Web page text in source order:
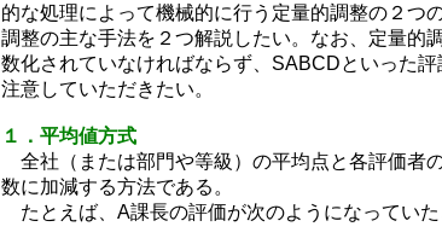
的な処理によって機械的に行う定量的調整の２つ
調整の主な手法を２つ解説したい。なお、定量的
数化されていなければならず、SABCDといった
注意していただきたい。
１．平均値方式
全社（または部門や等級）の平均点と各評価者
数に加減する方法である。
たとえば、A課長の評価が次のようになっていた